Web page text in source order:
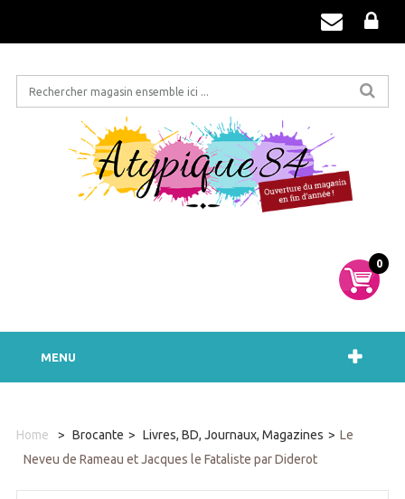
0
MENU
Home > Brocante > Livres, BD, Journaux, Magazines > Le
Neveu de Rameau et Jacques le Fataliste par Diderot